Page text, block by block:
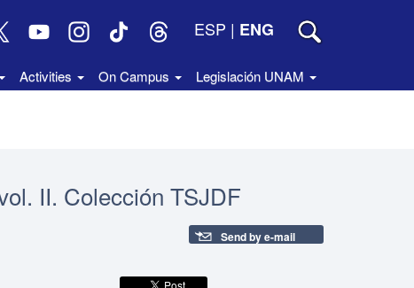
ESP | ENG
Activities On Campus Legislación UNAM
II. Colección TSJDF
Send by e-mail